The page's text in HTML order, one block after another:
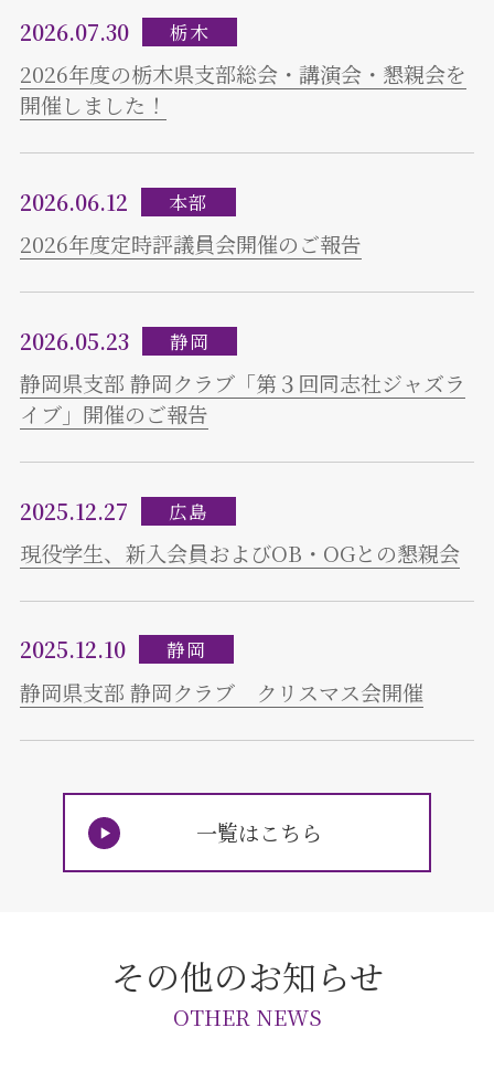
2026.07.30 栃木
2026年度の栃木県支部総会・講演会・懇親会を
開催しました！
2026.06.12 本部
2026年度定時評議員会開催のご報告
2026.05.23 静岡
静岡県支部 静岡クラブ「第３回同志社ジャズラ
イブ」開催のご報告
2025.12.27 広島
現役学生、新入会員およびOB・OGとの懇親会
2025.12.10 静岡
静岡県支部 静岡クラブ クリスマス会開催
一覧はこちら
その他のお知らせ
OTHER NEWS